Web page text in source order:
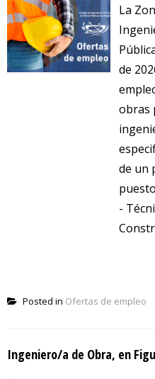
La
de
obras
de un
-
Posted in Ofertas de empleo
Ingeniero/a de Obra, en